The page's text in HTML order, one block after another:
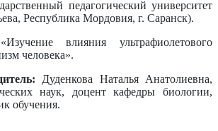
педагогический университет
Республика Мордовия, г. Саранск).
влияния ультрафиолетового
человека».
Дуденкова Наталья Анатолиевна,
наук, доцент кафедры биологии,
обучения.